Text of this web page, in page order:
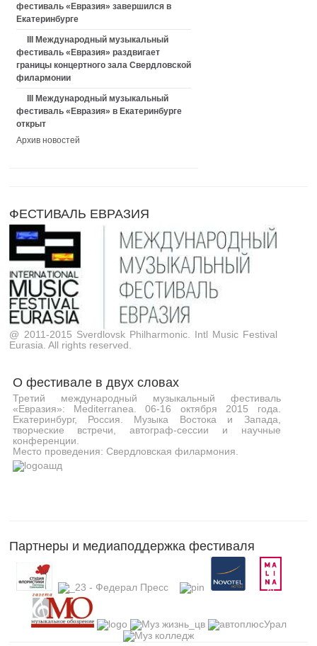
фестиваль «Евразия» завершился в
Екатеринбурге
III Международный музыкальный
фестиваль «Евразия» раздвигает
границы концертного зала Свердловской
филармонии
III Международный музыкальный
фестиваль «Евразия» в Екатеринбурге
открыт
Архив новостей
ФЕСТИВАЛЬ ЕВРАЗИЯ
@ 2011-2015 Sverdlovsk Philharmonic. Intl Music Festival
Eurasia. All rights reserved.
О фестивале в двух словах
Третий международный музыкальный фестиваль
«Евразия»: Mediterranea. 06-16 октября 2015 года.
Екатеринбург, Россия. Музыка Востока и Запада,
творческие встречи, автограф-сессии и научные
конференции.
Место проведения: Свердловская филармония.
Партнеры и медиаподдержка фестиваля